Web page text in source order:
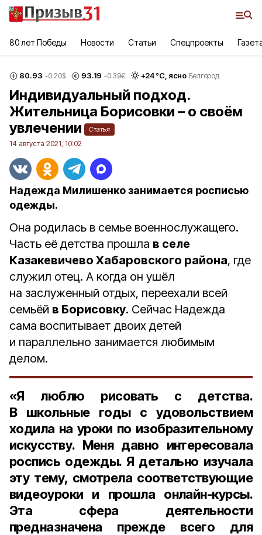
80 лет Победы Новости Статьи Спецпроекты
80.93 -0.20$ 93.19 -0.39€ +24°С, ясно Белгород
Индивидуальный подход.
Жительница Борисовки – о своём
увлечении
Статья
14 августа 2021, 10:02
Надежда Милишенко занимается росписью
одежды.
Она родилась в семье военнослужащего.
Часть её детства прошла в селе
Казакевичево Хабаровского района, где
служил отец. А когда он ушёл
на заслуженный отдых, переехали всей
семьёй в Борисовку. Сейчас Надежда
сама воспитывает двоих детей
и параллельно занимается любимым
делом.
«Я люблю рисовать с детства.
В школьные годы с удовольствием
ходила на уроки по изобразительному
искусству. Меня давно интересовала
роспись одежды. Я детально изучала
эту тему, смотрела соответствующие
видеоуроки и прошла онлайн-курсы.
Эта сфера деятельности
предназначена прежде всего для